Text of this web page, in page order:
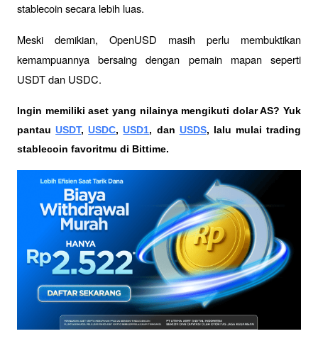
stablecoin secara lebih luas.
Meski demikian, OpenUSD masih perlu membuktikan
kemampuannya bersaing dengan pemain mapan seperti
USDT dan USDC.
Ingin memiliki aset yang nilainya mengikuti dolar AS? Yuk
pantau USDT, USDC, USD1, dan USDS, lalu mulai trading
stablecoin favoritmu di Bittime.